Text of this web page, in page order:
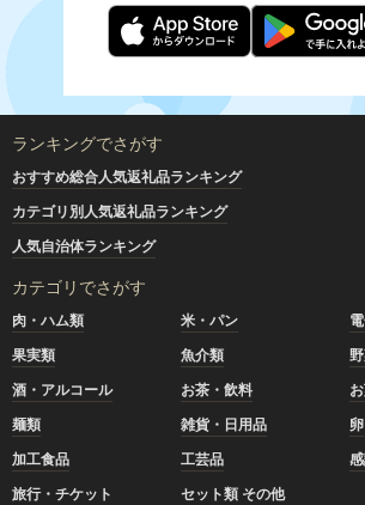
ランキングでさがす
おすすめ総合人気返礼品ランキング
カテゴリ別人気返礼品ランキング
人気自治体ランキング
カテゴリでさがす
肉・ハム類 米・パン
果実類
魚介類
酒・アルコール
お茶・飲料
麺類
雑貨・日用品
卵
加工食品
工芸品
旅行・チケット
セット類 その他